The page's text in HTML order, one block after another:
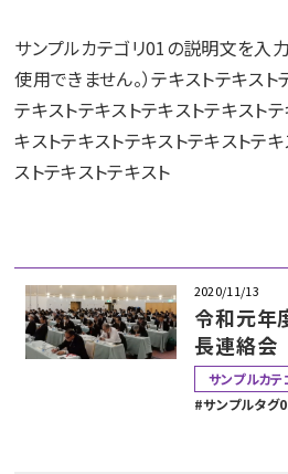
サンプルカテゴリ01の説明文を入
使用できません。）テキストテキス
テキストテキストテキストテキスト
キストテキストテキストテキストテ
ストテキストテキスト
2020/11/13
令和元年
長連絡会
サンプルカテ
サンプルタグ